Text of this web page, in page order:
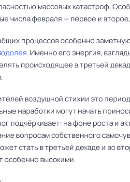
массовых катастроф.
числа февраля — первое и
процессов особенно
. Именно его энергия,
происходящее в третьей
воздушной стихии это
наработки могут начать
подчёркивает: на фоне роста и
вопросам собственного
стать в третьей декаде и во
особенно высокими.